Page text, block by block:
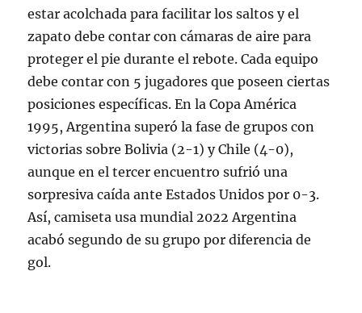
estar acolchada para facilitar los saltos y el
zapato debe contar con cámaras de aire para
proteger el pie durante el rebote. Cada equipo
debe contar con 5 jugadores que poseen ciertas
posiciones específicas. En la Copa América
1995, Argentina superó la fase de grupos con
victorias sobre Bolivia (2-1) y Chile (4-0),
aunque en el tercer encuentro sufrió una
sorpresiva caída ante Estados Unidos por 0-3.
Así, camiseta usa mundial 2022 Argentina
acabó segundo de su grupo por diferencia de
gol.